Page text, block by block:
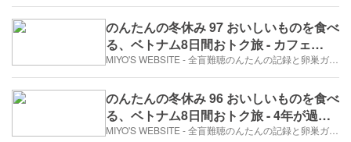
のんたんの冬休み 97 おいしいものを食べ
る、ベトナム8日間おトク旅 - カフェ
RUNAMでコーヒーを。（2017年12月30
日/7日め）
のんたんの冬休み 96 おいしいものを食べ
る、ベトナム8日間おトク旅 - 4年が過ぎ
て。（2017年12月30日/7日め）